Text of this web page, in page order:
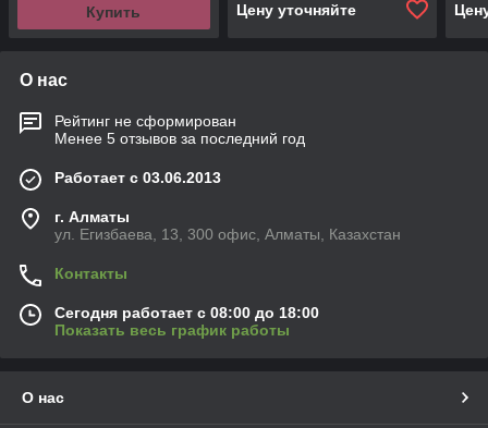
Купить Цену уточняйте
О нас
Рейтинг не сформирован
Менее 5 отзывов за последний год
Работает с 03.06.2013
г. Алматы
ул. Егизбаева, 13, 300 офис, Алматы, Казахстан
Контакты
Сегодня работает с 08:00 до 18:00
Показать весь график работы
О нас